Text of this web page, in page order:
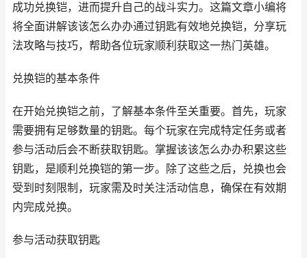
成功兑换铠，进而提升自己的战斗实力。这篇文章小编将
将全面讲解该该怎么办办通过钥匙有效地兑换铠，分享玩
法攻略与技巧，帮助各位玩家顺利获取这一热门英雄。
兑换铠的基本条件
在开始兑换铠之前，了解基本条件至关重要。首先，玩家
需要拥有足够数量的钥匙。每个玩家在完成特定任务或者
参与活动后会不断获取钥匙。掌握该该怎么办办积累这些
钥匙，是顺利兑换铠的第一步。除了这些之后，兑换也会
受到时刻限制，玩家需及时关注活动信息，确保在有效期
内完成兑换。
参与活动获取钥匙